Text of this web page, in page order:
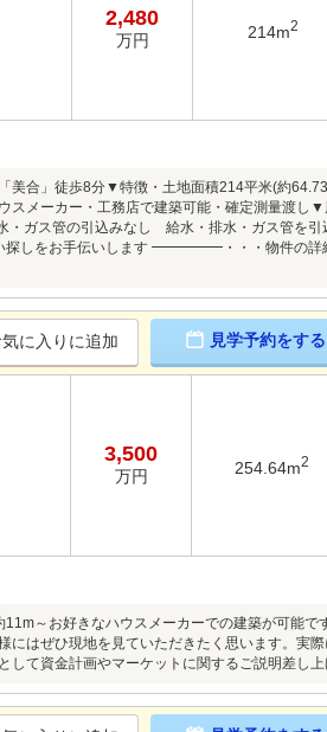
2,480
万円 214m2
美合」徒歩8分▼特徴・土地面積214平米(約
スメーカー・工務店で建築可能・確定測量渡し
ガス管の引込みなし 給水・排水・ガス管を
探しをお手伝いします ━━━━━・・・物件の詳
気に入りに追加 見学予約をする
3,500
万円 254.64m2
～お好きなハウスメーカーでの建築が可能で
にはぜひ現地を見ていただきたく思います。実
て資金計画やマーケットに関するご説明差し上